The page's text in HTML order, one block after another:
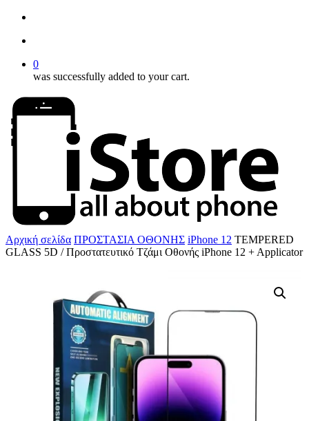
0
was successfully added to your cart.
Αρχική σελίδα ΠΡΟΣΤΑΣΙΑ ΟΘΟΝΗΣ iPhone 12 TEMPERED
GLASS 5D / Προστατευτικό Τζάμι Οθονής iPhone 12 + Applicator